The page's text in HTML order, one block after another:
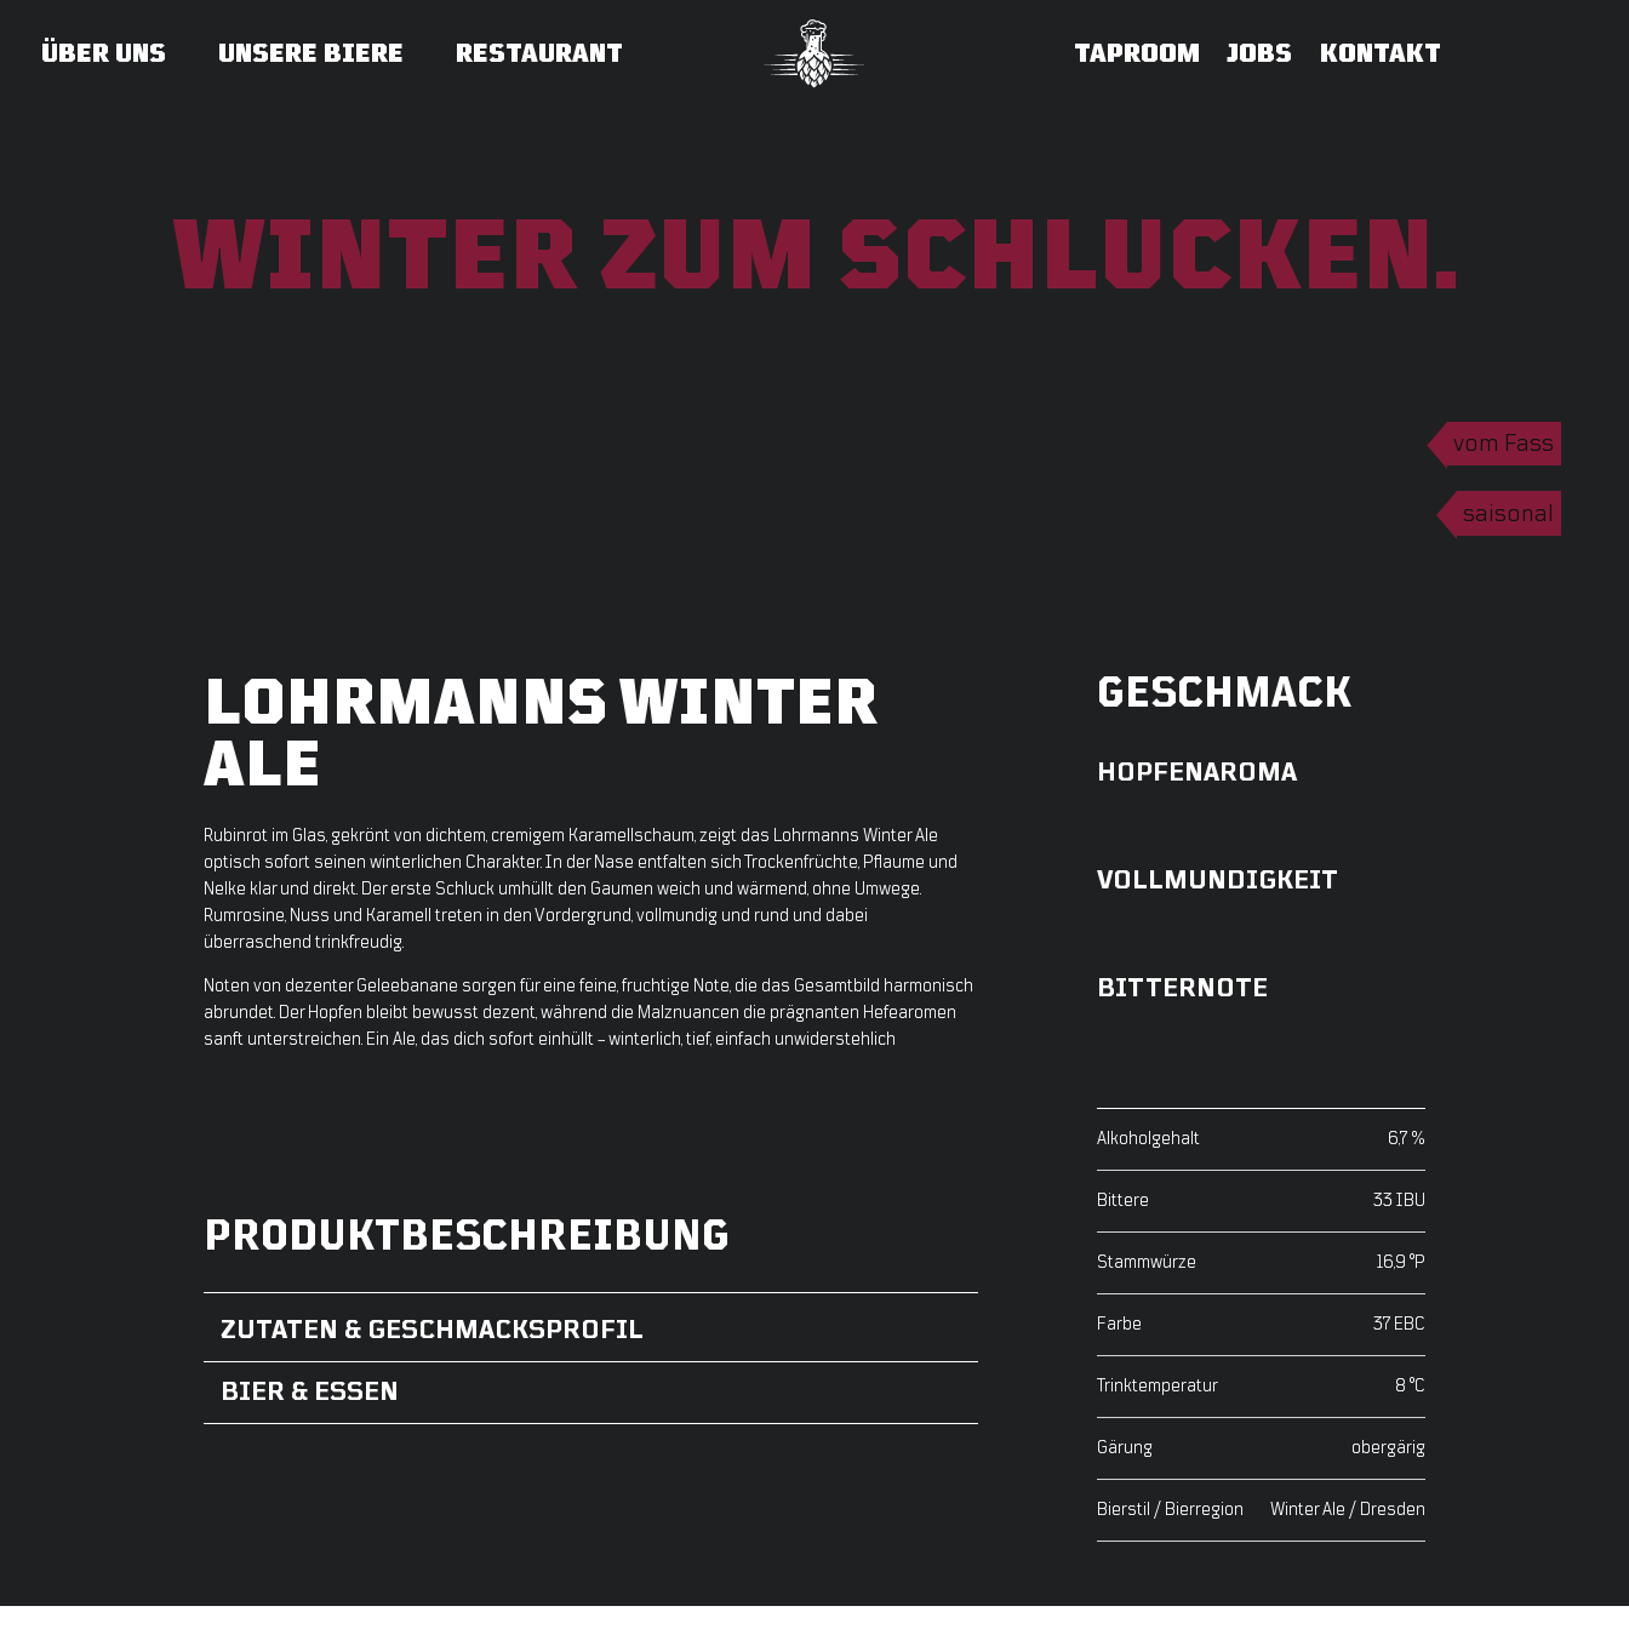
ÜBER UNS UNSERE BIERE RESTAURANT TAPROOM JOBS KONTAKT
WINTER ZUM SCHLUCKEN.
vom Fass
saisonal
LOHRMANNS WINTER
ALE
Rubinrot im Glas, gekrönt von dichtem, cremigem Karamellschaum, zeigt das Lohrmanns Winter Ale
optisch sofort seinen winterlichen Charakter. In der Nase entfalten sich Trockenfrüchte, Pflaume und
Nelke klar und direkt. Der erste Schluck umhüllt den Gaumen weich und wärmend, ohne Umwege.
Rumrosine, Nuss und Karamell treten in den Vordergrund, vollmundig und rund und dabei
überraschend trinkfreudig.
Noten von dezenter Geleebanane sorgen für eine feine, fruchtige Note, die das Gesamtbild harmonisch
abrundet. Der Hopfen bleibt bewusst dezent, während die Malznuancen die prägnanten Hefearomen
sanft unterstreichen. Ein Ale, das dich sofort einhüllt – winterlich, tief, einfach unwiderstehlich
PRODUKTBESCHREIBUNG
ZUTATEN & GESCHMACKSPROFIL
BIER & ESSEN
GESCHMACK
HOPFENAROMA
VOLLMUNDIGKEIT
BITTERNOTE
Alkoholgehalt 6,7 %
Bittere 33 IBU
Stammwürze 16,9 °P
Farbe 37 EBC
Trinktemperatur 8 °C
Gärung obergärig
Bierstil / Bierregion Winter Ale / Dresden